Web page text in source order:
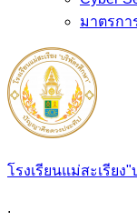
มาตรกา
โรงเรียนแม่สะเรียง
.